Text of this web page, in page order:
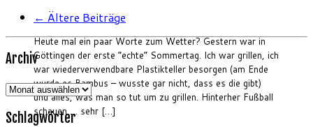
Heute mal ein paar Worte zum Wetter? Gestern war in
Göttingen der erste “echte” Sommertag. Ich war grillen, ich
war wiederverwendbare Plastikteller besorgen (am Ende
wurde es Bambus – wusste gar nicht, dass es die gibt)
und alles, was man so tut um zu grillen. Hinterher Fußball
schauen … sehr […]
← Ältere Beiträge
Archiv
Archiv
Schlagwörter